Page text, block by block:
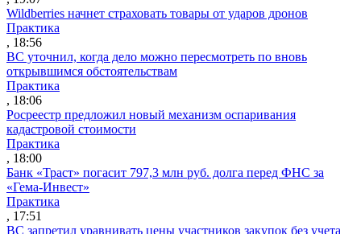
Wildberries начнет страховать товары от ударов дронов
Практика
, 18:56
ВС уточнил, когда дело можно пересмотреть по вновь
открывшимся обстоятельствам
Практика
, 18:06
Росреестр предложил новый механизм оспаривания
кадастровой стоимости
Практика
, 18:00
Банк «Траст» погасит 797,3 млн руб. долга перед ФНС за
«Гема-Инвест»
Практика
, 17:51
ВС запретил уравнивать цены участников закупок без учета